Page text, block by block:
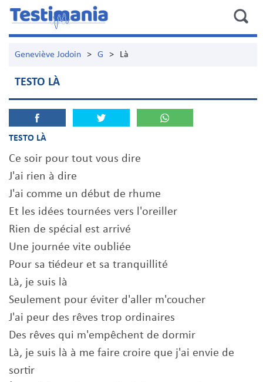
Geneviève Jodoin > G > Là
TESTO LÀ
TESTO LÀ
Ce soir pour tout vous dire
J'ai rien à dire
J'ai comme un début de rhume
Et les idées tournées vers l'oreiller
Rien de spécial est arrivé
Une journée vite oubliée
Pour sa tiédeur et sa tranquillité
Là, je suis là
Seulement pour éviter d'aller m'coucher
J'ai peur des rêves trop ordinaires
Des rêves qui m'empêchent de dormir
Là, je suis là à me faire croire que j'ai envie de
sortir